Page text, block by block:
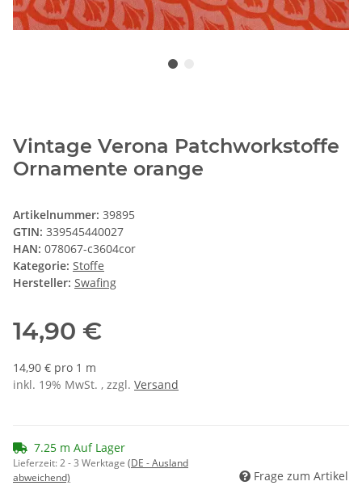
Vintage Verona Patchworkstoffe
Ornamente orange
Artikelnummer: 39895
GTIN: 339545440027
HAN: 078067-c3604cor
Kategorie: Stoffe
Hersteller: Swafing
14,90 €
14,90 € pro 1 m
inkl. 19% MwSt. , zzgl. Versand
7.25 m Auf Lager
Lieferzeit:2 - 3 Werktage (DE - Ausland
abweichend)
Frage zum Artikel